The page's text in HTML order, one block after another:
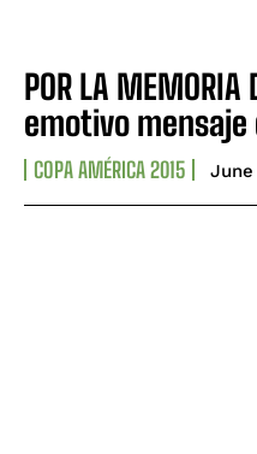
POR LA MEMORIA
emotivo mensaje
COPA AMÉRICA 2015 June